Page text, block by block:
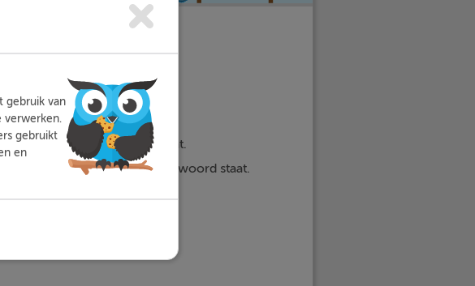
/jeachter het werkwoord staat.
voor of achter het werkwoord staat.
gebruik van
verwerken.
gebruikt
en